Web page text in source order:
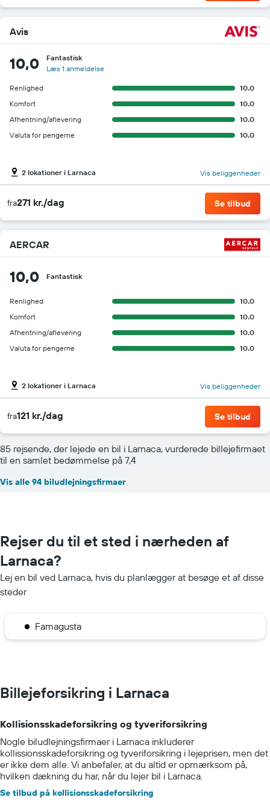
Avis
10,0
Fantastisk
Læs 1 anmeldelse
Renlighed
10.0
Komfort
10.0
Afhentning/aflevering
10.0
Valuta for pengerne
10.0
2 lokationer i Larnaca Vis beliggenheder
fra271 kr./dag Se tilbud
AERCAR
10,0 Fantastisk
Renlighed
10.0
Komfort
10.0
Afhentning/aflevering
10.0
Valuta for pengerne
10.0
2 lokationer i Larnaca Vis beliggenheder
fra121 kr./dag Se tilbud
85 rejsende, der lejede en bil i Larnaca, vurderede billejefirmaet
til en samlet bedømmelse på 7,4
Vis alle 94 biludlejningsfirmaer
Rejser du til et sted i nærheden af
Larnaca?
Lej en bil ved Larnaca, hvis du planlægger at besøge et af disse
steder
Famagusta
Billejeforsikring i Larnaca
Kollisionsskadeforsikring og tyveriforsikring
Nogle biludlejningsfirmaer i Larnaca inkluderer
kollissionsskadeforsikring og tyveriforsikring i lejeprisen, men det
er ikke dem alle. Vi anbefaler, at du altid er opmærksom på,
hvilken dækning du har, når du lejer bil i Larnaca.
Se tilbud på kollisionsskadeforsikring